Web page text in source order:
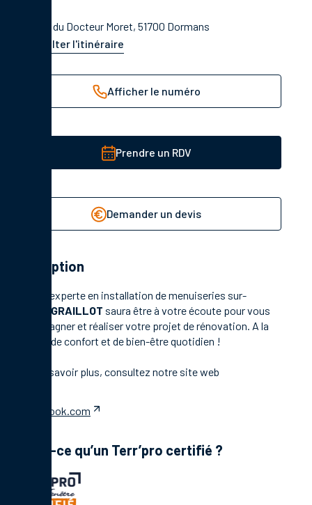
14 Rue du Docteur Moret, 51700 Dormans
Consulter l'itinéraire
Afficher le numéro
Prendre un RDV
Demander un devis
Description
Société experte en installation de menuiseries sur-
GRAILLOT saura être à votre écoute pour vous
accompagner et réaliser votre projet de rénovation. A la
clé, plus de confort et de bien-être quotidien !
Pour en savoir plus, consultez notre site web
facebook.com
Qu’est-ce qu’un Terr’pro certifié ?